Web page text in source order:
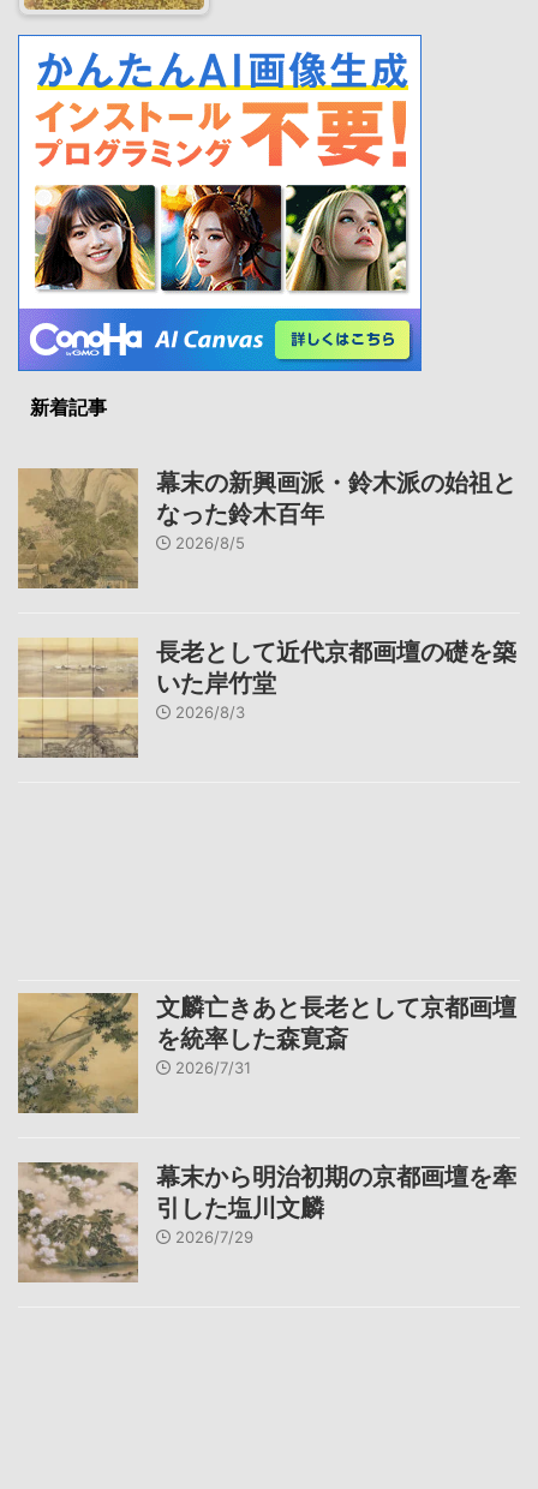
新着記事
幕末の新興画派・鈴木派の始祖と
なった鈴木百年
2026/8/5
長老として近代京都画壇の礎を築
いた岸竹堂
2026/8/3
文麟亡きあと長老として京都画壇
を統率した森寛斎
2026/7/31
幕末から明治初期の京都画壇を牽
引した塩川文麟
2026/7/29